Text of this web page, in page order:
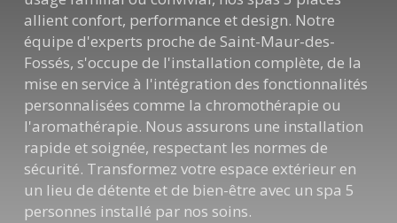
allient confort, performance et design. Notre
équipe d'experts proche de Saint-Maur-des-
Fossés, s'occupe de l'installation complète, de la
mise en service à l'intégration des fonctionnalités
personnalisées comme la chromothérapie ou
l'aromathérapie. Nous assurons une installation
rapide et soignée, respectant les normes de
sécurité. Transformez votre espace extérieur en
un lieu de détente et de bien-être avec un spa 5
personnes installé par nos soins.